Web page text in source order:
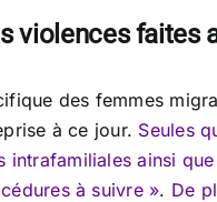
violences faites
des femmes
à ce jour. Seules
ainsi
à suivre ». De